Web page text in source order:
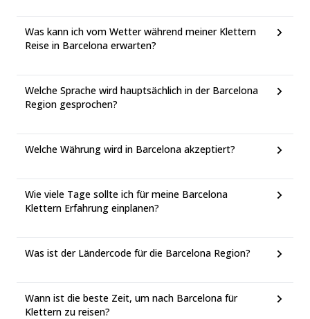
Was kann ich vom Wetter während meiner Klettern
Reise in Barcelona erwarten?
Welche Sprache wird hauptsächlich in der Barcelona
Region gesprochen?
Welche Währung wird in Barcelona akzeptiert?
Wie viele Tage sollte ich für meine Barcelona
Klettern Erfahrung einplanen?
Was ist der Ländercode für die Barcelona Region?
Wann ist die beste Zeit, um nach Barcelona für
Klettern zu reisen?